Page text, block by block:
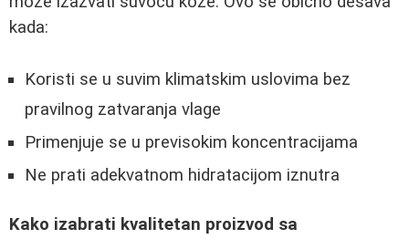
kada:
Koristi se u suvim klimatskim uslovima bez
pravilnog zatvaranja vlage
Primenjuje se u previsokim koncentracijama
Ne prati adekvatnom hidratacijom iznutra
Kako izabrati kvalitetan proizvod sa